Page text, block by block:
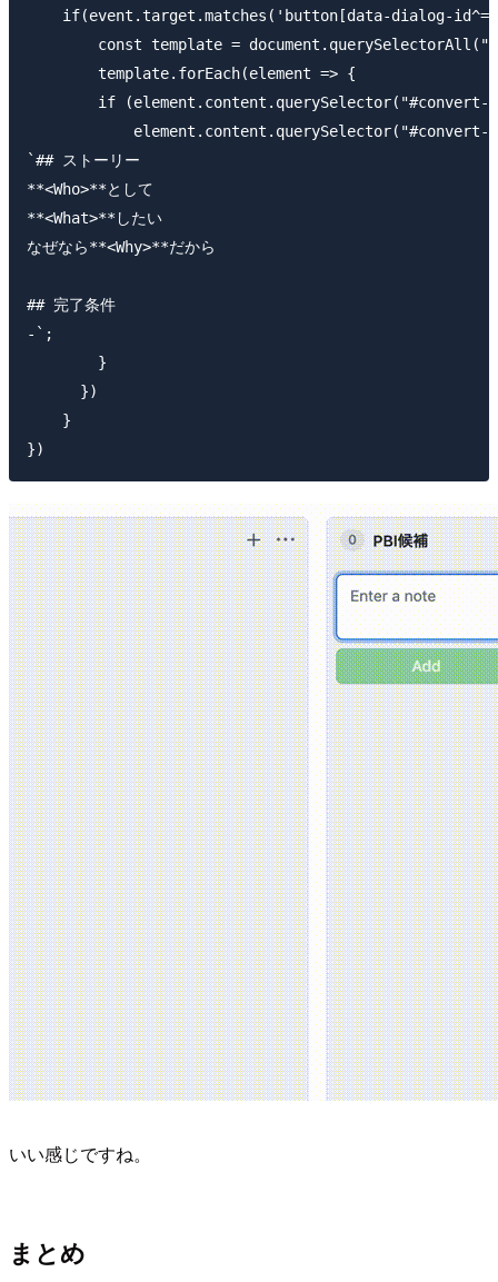
if(event.target.matches('button[data-dialog-
const template =
        template.forEach(element => {
if
`## ストーリー
**<Who>**として
**<What>**したい
なぜなら**<Why>**だから
## 完了条件
-`;
        }
      })
    }
いい感じですね。
まとめ